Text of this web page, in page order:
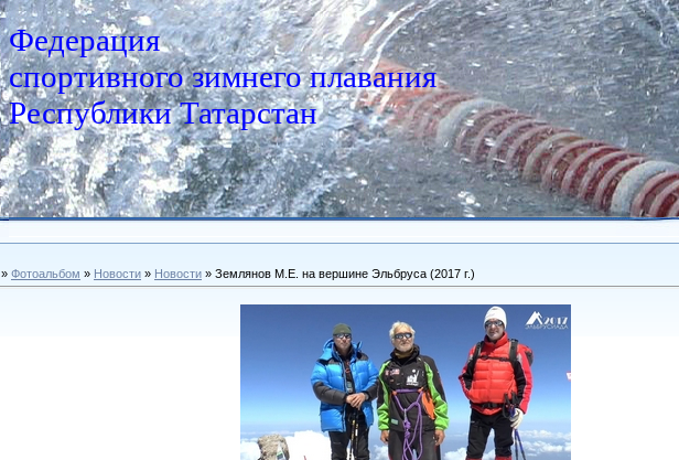
Федерация
спортивного зимнего плавания
Республики Татарстан
» Фотоальбом » Новости » Новости » Землянов М.Е. на вершине Эльбруса (2017 г.)